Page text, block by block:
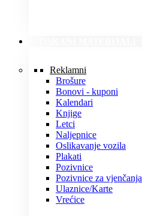
Reklamni
Brošure
Bonovi - kuponi
Kalendari
Knjige
Letci
Naljepnice
Oslikavanje vozila
Plakati
Pozivnice
Pozivnice za vjenčanja
Ulaznice/Karte
Vrećice